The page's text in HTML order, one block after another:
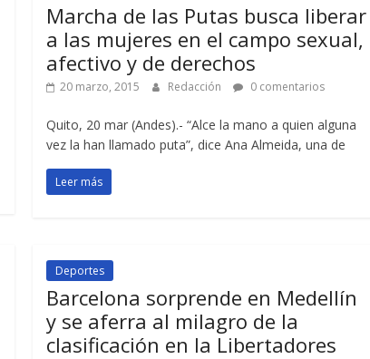
Marcha de las Putas busca liberar
a las mujeres en el campo sexual,
afectivo y de derechos
20 marzo, 2015 Redacción 0 comentarios
Quito, 20 mar (Andes).- “Alce la mano a quien alguna
vez la han llamado puta”, dice Ana Almeida, una de
Leer más
Deportes
Barcelona sorprende en Medellín
y se aferra al milagro de la
clasificación en la Libertadores